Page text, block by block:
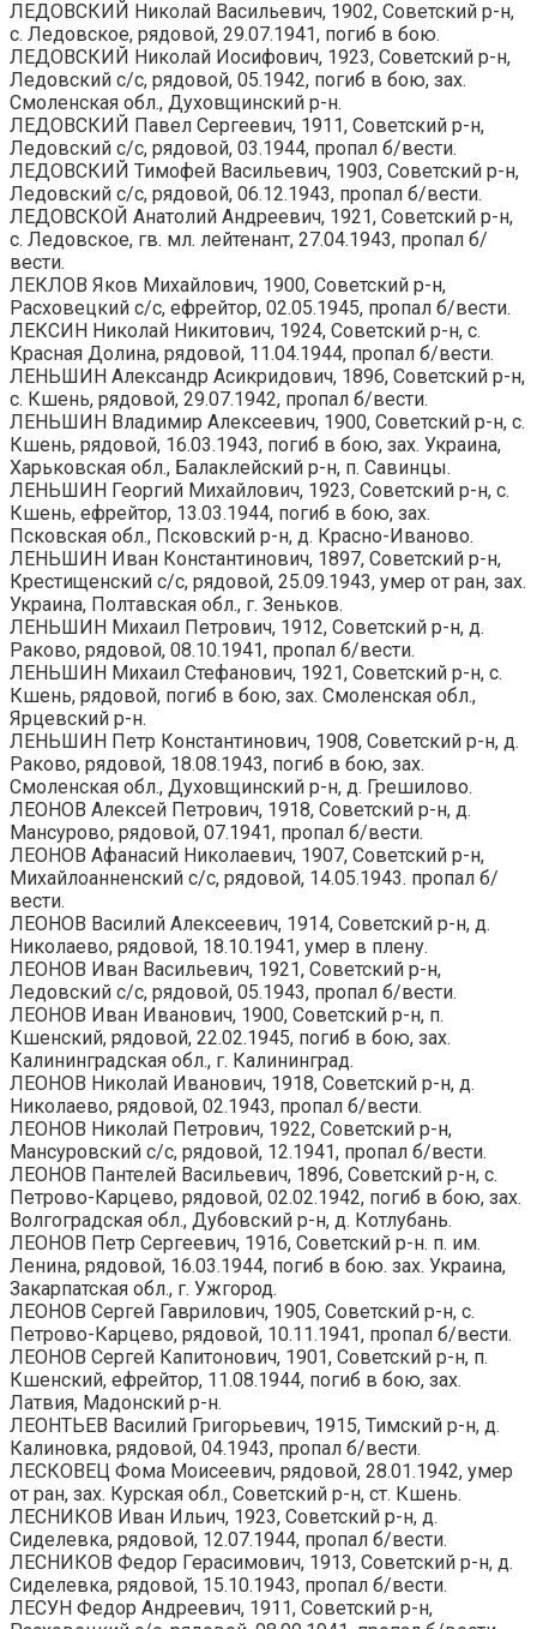
ЛЕДОВСКИЙ Николай Васильевич, 1902, Советский р-н,
с. Ледовское, рядовой, 29.07.1941, погиб в бою.
ЛЕДОВСКИЙ Николай Иосифович, 1923, Советский р-н,
Ледовский с/с, рядовой, 05.1942, погиб в бою, зах.
Смоленская обл., Духовщинский р-н.
ЛЕДОВСКИЙ Павел Сергеевич, 1911, Советский р-н,
Ледовский с/с, рядовой, 03.1944, пропал б/вести.
ЛЕДОВСКИЙ Тимофей Васильевич, 1903, Советский р-н,
Ледовский с/с, рядовой, 06.12.1943, пропал б/вести.
ЛЕДОВСКОЙ Анатолий Андреевич, 1921, Советский р-н,
с. Ледовское, гв. мл. лейтенант, 27.04.1943, пропал б/
вести.
ЛЕКЛОВ Яков Михайлович, 1900, Советский р-н,
Расховецкий с/с, ефрейтор, 02.05.1945, пропал б/вести.
ЛЕКСИН Николай Никитович, 1924, Советский р-н, с.
Красная Долина, рядовой, 11.04.1944, пропал б/вести.
ЛЕНЬШИН Александр Асикридович, 1896, Советский р-н,
с. Кшень, рядовой, 29.07.1942, пропал б/вести.
ЛЕНЬШИН Владимир Алексеевич, 1900, Советский р-н, с.
Кшень, рядовой, 16.03.1943, погиб в бою, зах. Украина,
Харьковская обл., Балаклейский р-н, п. Савинцы.
ЛЕНЬШИН Георгий Михайлович, 1923, Советский р-н, с.
Кшень, ефрейтор, 13.03.1944, погиб в бою, зах.
Псковская обл., Псковский р-н, д. Красно-Иваново.
ЛЕНЬШИН Иван Константинович, 1897, Советский р-н,
Крестищенский с/с, рядовой, 25.09.1943, умер от ран, зах.
Украина, Полтавская обл., г. Зеньков.
ЛЕНЬШИН Михаил Петрович, 1912, Советский р-н, д.
Раково, рядовой, 08.10.1941, пропал б/вести.
ЛЕНЬШИН Михаил Стефанович, 1921, Советский р-н, с.
Кшень, рядовой, погиб в бою, зах. Смоленская обл.,
Ярцевский р-н.
ЛЕНЬШИН Петр Константинович, 1908, Советский р-н, д.
Раково, рядовой, 18.08.1943, погиб в бою, зах.
Смоленская обл., Духовщинский р-н, д. Грешилово.
ЛЕОНОВ Алексей Петрович, 1918, Советский р-н, д.
Мансурово, рядовой, 07.1941, пропал б/вести.
ЛЕОНОВ Афанасий Николаевич, 1907, Советский р-н,
Михайлоанненский с/с, рядовой, 14.05.1943. пропал б/
вести.
ЛЕОНОВ Василий Алексеевич, 1914, Советский р-н, д.
Николаево, рядовой, 18.10.1941, умер в плену.
ЛЕОНОВ Иван Васильевич, 1921, Советский р-н,
Ледовский с/с, рядовой, 05.1943, пропал б/вести.
ЛЕОНОВ Иван Иванович, 1900, Советский р-н, п.
Кшенский, рядовой, 22.02.1945, погиб в бою, зах.
Калининградская обл., г. Калининград.
ЛЕОНОВ Николай Иванович, 1918, Советский р-н, д.
Николаево, рядовой, 02.1943, пропал б/вести.
ЛЕОНОВ Николай Петрович, 1922, Советский р-н,
Мансуровский с/с, рядовой, 12.1941, пропал б/вести.
ЛЕОНОВ Пантелей Васильевич, 1896, Советский р-н, с.
Петрово-Карцево, рядовой, 02.02.1942, погиб в бою, зах.
Волгоградская обл., Дубовский р-н, д. Котлубань.
ЛЕОНОВ Петр Сергеевич, 1916, Советский р-н. п. им.
Ленина, рядовой, 16.03.1944, погиб в бою. зах. Украина,
Закарпатская обл., г. Ужгород.
ЛЕОНОВ Сергей Гаврилович, 1905, Советский р-н, с.
Петрово-Карцево, рядовой, 10.11.1941, пропал б/вести.
ЛЕОНОВ Сергей Капитонович, 1901, Советский р-н, п.
Кшенский, ефрейтор, 11.08.1944, погиб в бою, зах.
Латвия, Мадонский р-н.
ЛЕОНТЬЕВ Василий Григорьевич, 1915, Тимский р-н, д.
Калиновка, рядовой, 04.1943, пропал б/вести.
ЛЕСКОВЕЦ Фома Моисеевич, рядовой, 28.01.1942, умер
от ран, зах. Курская обл., Советский р-н, ст. Кшень.
ЛЕСНИКОВ Иван Ильич, 1923, Советский р-н, д.
Сиделевка, рядовой, 12.07.1944, пропал б/вести.
ЛЕСНИКОВ Федор Герасимович, 1913, Советский р-н, д.
Сиделевка, рядовой, 15.10.1943, пропал б/вести.
ЛЕСУН Федор Андреевич, 1911, Советский р-н,